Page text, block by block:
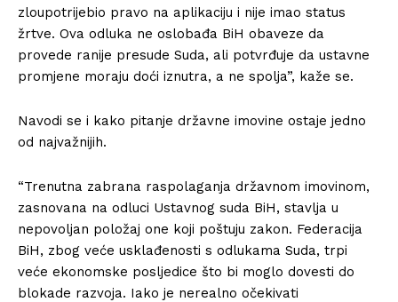
zloupotrijebio pravo na aplikaciju i nije imao status
žrtve. Ova odluka ne oslobađa BiH obaveze da
provede ranije presude Suda, ali potvrđuje da ustavne
promjene moraju doći iznutra, a ne spolja”, kaže se.
Navodi se i kako pitanje državne imovine ostaje jedno
od najvažnijih.
“Trenutna zabrana raspolaganja državnom imovinom,
zasnovana na odluci Ustavnog suda BiH, stavlja u
nepovoljan položaj one koji poštuju zakon. Federacija
BiH, zbog veće usklađenosti s odlukama Suda, trpi
veće ekonomske posljedice što bi moglo dovesti do
blokade razvoja. Iako je nerealno očekivati